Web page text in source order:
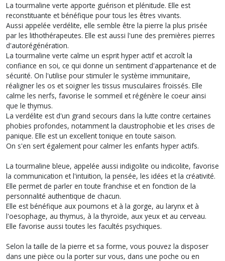
La tourmaline verte apporte guérison et plénitude. Elle est
reconstituante et bénéfique pour tous les êtres vivants.
Aussi appelée verdélite, elle semble être la pierre la plus prisée
par les lithothérapeutes. Elle est aussi l'une des premières pierres
d'autorégénération.
La tourmaline verte calme un esprit hyper actif et accroît la
confiance en soi, ce qui donne un sentiment d'appartenance et de
sécurité. On l'utilise pour stimuler le système immunitaire,
réaligner les os et soigner les tissus musculaires froissés. Elle
calme les nerfs, favorise le sommeil et régénère le coeur ainsi
que le thymus.
La verdélite est d'un grand secours dans la lutte contre certaines
phobies profondes, notamment la claustrophobie et les crises de
panique. Elle est un excellent tonique en toute saison.
On s'en sert également pour calmer les enfants hyper actifs.
La tourmaline bleue, appelée aussi indigolite ou indicolite, favorise
la communication et l'intuition, la pensée, les idées et la créativité.
Elle permet de parler en toute franchise et en fonction de la
personnalité authentique de chacun.
Elle est bénéfique aux poumons et à la gorge, au larynx et à
l'oesophage, au thymus, à la thyroïde, aux yeux et au cerveau.
Elle favorise aussi toutes les facultés psychiques.
Selon la taille de la pierre et sa forme, vous pouvez la disposer
dans une pièce ou la porter sur vous, dans une poche ou en